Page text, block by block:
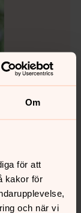
Om
för att
kakor för
och när vi